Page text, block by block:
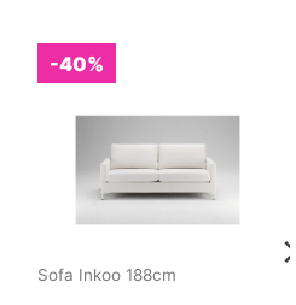
-40%
Sofa Inkoo 188cm